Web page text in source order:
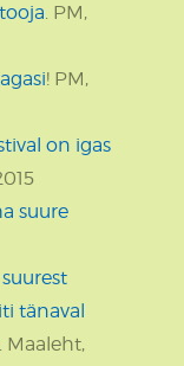
. PM,
! PM,
on igas
suure
tänaval
. Maaleht,